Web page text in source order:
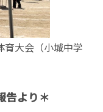
会（小城中学
告より＊